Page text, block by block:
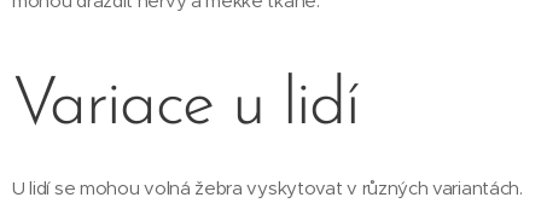
Variace u lidí
U lidí se mohou volná žebra vyskytovat v různých variantách.